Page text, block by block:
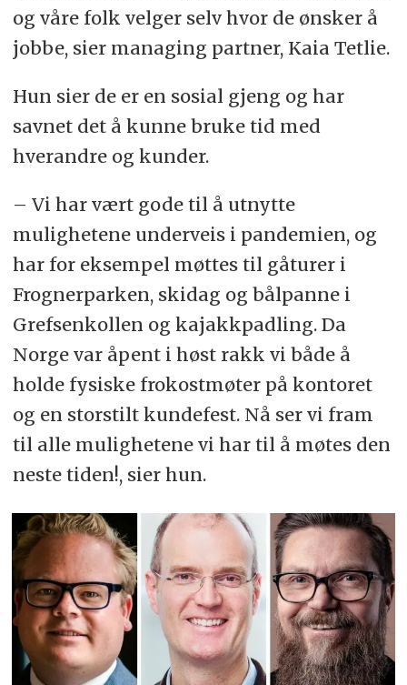
og våre folk velger selv hvor de ønsker å
jobbe, sier managing partner, Kaia Tetlie.
Hun sier de er en sosial gjeng og har
savnet det å kunne bruke tid med
hverandre og kunder.
– Vi har vært gode til å utnytte
mulighetene underveis i pandemien, og
har for eksempel møttes til gåturer i
Frognerparken, skidag og bålpanne i
Grefsenkollen og kajakkpadling. Da
Norge var åpent i høst rakk vi både å
holde fysiske frokostmøter på kontoret
og en storstilt kundefest. Nå ser vi fram
til alle mulighetene vi har til å møtes den
neste tiden!, sier hun.